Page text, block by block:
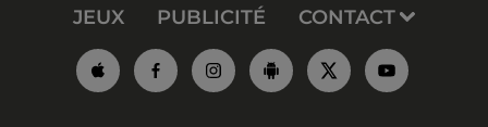
JEUX PUBLICITÉ CONTACT